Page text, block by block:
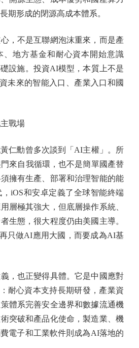
期形成的閉源高成本體系。
不是互聯網泡沫重來，而是產
、地方基金和耐心資本開始意識
設施。投資AI模型，本質上不是
未來的智能入口、產業入口和國
戰場
勳曾多次談到「AI主權」。所
來自我循環，也不是簡單國產替
擁有生產、部署和治理智能的能
iOS和安卓定義了全球智能終端
層極其強大，但底層操作系統、
生態，很大程度仍由美國主導。
只做AI應用大國，而要成為AI基
也正變得具體。它是中國應對
耐心資本支持長期研發，產業資
體系完善安全邊界和數據流通機
突破和產品化使命，製造業、機
電子和工業軟件則成為AI落地的